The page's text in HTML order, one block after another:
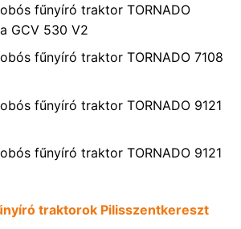
fűnyíró traktor TORNADO
GCV 530 V2
fűnyíró traktor TORNADO 7108
fűnyíró traktor TORNADO 9121
fűnyíró traktor TORNADO 9121
traktorok Pilisszentkereszt